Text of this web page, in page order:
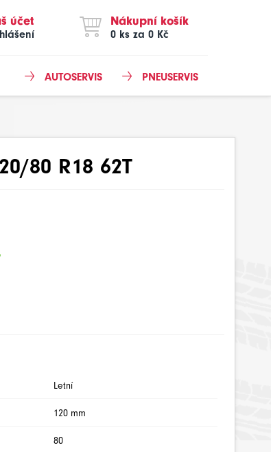
účet Nákupní košík
0 ks za 0 Kč
PNEUSERVIS
AUTOSERVIS
80 R18 62T
Letní
120 mm
80